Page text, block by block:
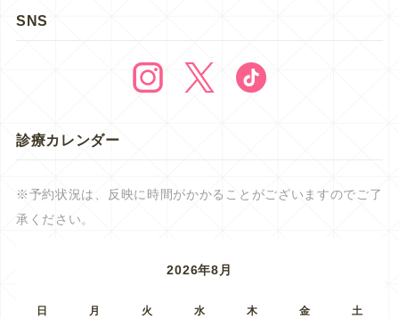
SNS
診療カレンダー
※予約状況は、反映に時間がかかることがございますのでご了
承ください。
2026年8月
日 月 火 水 木 金 土